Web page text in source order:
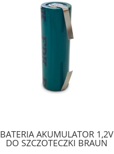
BATERIA AKUMULATOR 1,2V
DO SZCZOTECZKI BRAUN